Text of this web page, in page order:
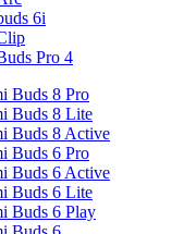
6i
Pro 4
Buds 8 Pro
Buds 8 Lite
Buds 8 Active
Buds 6 Pro
Buds 6 Active
Buds 6 Lite
Buds 6 Play